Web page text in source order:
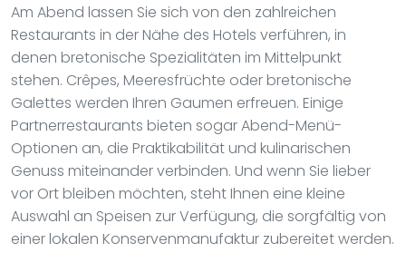
Am Abend lassen Sie sich von den zahlreichen
Restaurants in der Nähe des Hotels verführen, in
denen bretonische Spezialitäten im Mittelpunkt
stehen. Crêpes, Meeresfrüchte oder bretonische
Galettes werden Ihren Gaumen erfreuen. Einige
Partnerrestaurants bieten sogar Abend-Menü-
Optionen an, die Praktikabilität und kulinarischen
Genuss miteinander verbinden. Und wenn Sie lieber
vor Ort bleiben möchten, steht Ihnen eine kleine
Auswahl an Speisen zur Verfügung, die sorgfältig von
einer lokalen Konservenmanufaktur zubereitet werden.